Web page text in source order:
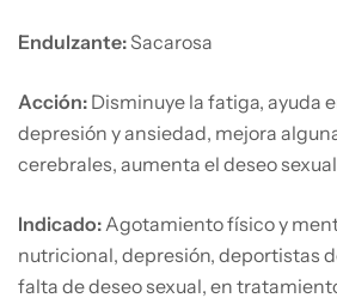
Endulzante:Sacarosa
Acción: Disminuye la fatiga, ayuda
depresión y ansiedad, mejora
cerebrales, aumenta el deseo
Indicado:Agotamiento físico y
nutricional, depresión, deportistas
falta de deseo sexual, en